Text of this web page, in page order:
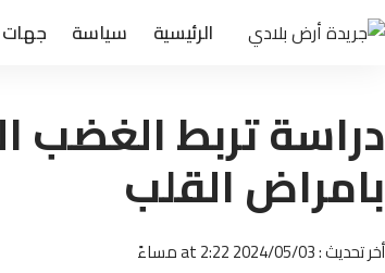
الرئيسية سياسة جهات
دراسة تربط الغضب
بامراض القلب
أخر تحديث : 2024/05/03 at 2:22 مساءً